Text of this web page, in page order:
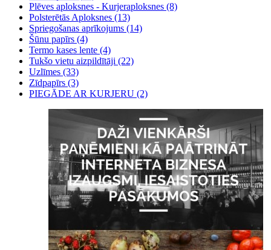
Plēves aploksnes - Kurjeraploksnes (8)
Polsterētās Aploksnes (13)
Spriegošanas aprīkojums (14)
Šūnu papīrs (4)
Termo kases lente (4)
Tukšo vietu aizpildītāji (22)
Uzlīmes (33)
Zīdpapīrs (3)
PIEGĀDE AR KURJERU (2)